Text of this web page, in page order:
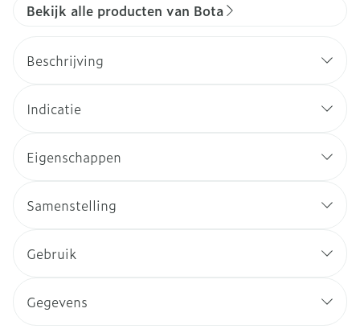
Bekijk alle producten van Bota
Beschrijving
Indicatie
Eigenschappen
Samenstelling
Gebruik
Gegevens